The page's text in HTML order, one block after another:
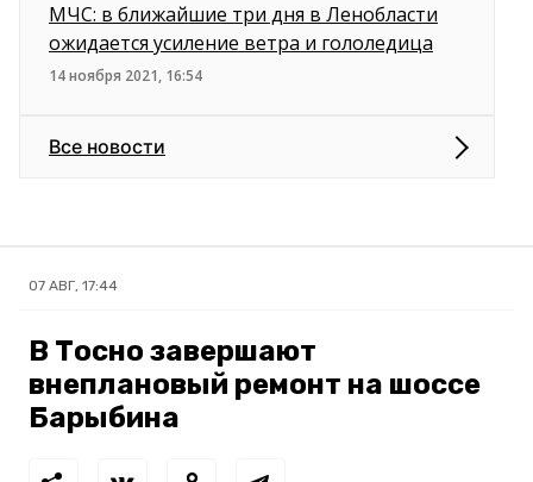
МЧС: в ближайшие три дня в Ленобласти
ожидается усиление ветра и гололедица
14 ноября 2021, 16:54
Все новости
07 АВГ, 17:44
В Тосно завершают
внеплановый ремонт на шоссе
Барыбина